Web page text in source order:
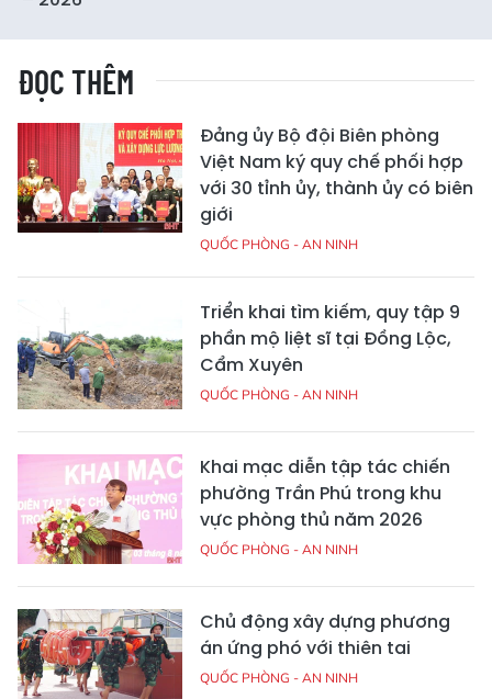
ĐỌC THÊM
Đảng ủy Bộ đội Biên phòng
Việt Nam ký quy chế phối hợp
với 30 tỉnh ủy, thành ủy có biên
giới
QUỐC PHÒNG - AN NINH
Triển khai tìm kiếm, quy tập 9
phần mộ liệt sĩ tại Đồng Lộc,
Cẩm Xuyên
QUỐC PHÒNG - AN NINH
Khai mạc diễn tập tác chiến
phường Trần Phú trong khu
vực phòng thủ năm 2026
QUỐC PHÒNG - AN NINH
Chủ động xây dựng phương
án ứng phó với thiên tai
QUỐC PHÒNG - AN NINH